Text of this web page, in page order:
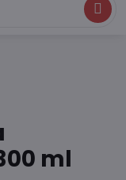
Hledat
ml